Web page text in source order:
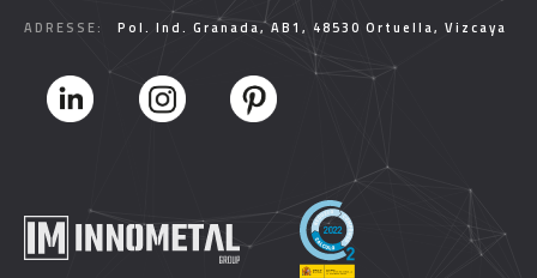
ADRESSE:
Pol. Ind. Granada, AB1, 48530 Ortuella, Vizcaya